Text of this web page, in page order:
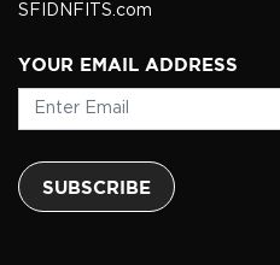
SFIDNFITS.com
YOUR EMAIL ADDRESS
SUBSCRIBE